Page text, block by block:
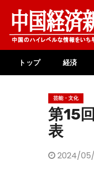
content
トップ 経済
芸能・文化
第15
表
2024/05/